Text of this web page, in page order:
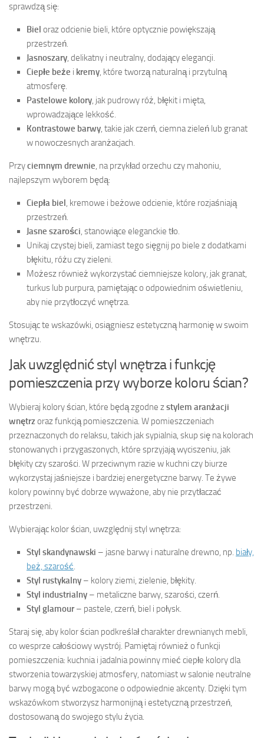
sprawdzą się:
Biel oraz odcienie bieli, które optycznie powiększają
przestrzeń.
Jasnoszary , delikatny i neutralny, dodający elegancji.
Ciepłe beże i kremy , które tworzą naturalną i przytulną
atmosferę.
Pastelowe kolory , jak pudrowy róż, błękit i mięta,
wprowadzające lekkość.
Kontrastowe barwy , takie jak czerń, ciemna zieleń lub granat
w nowoczesnych aranżacjach.
Przyciemnym drewnie , na przykład orzechu czy mahoniu,
najlepszym wyborem będą:
Ciepła biel , kremowe i beżowe odcienie, które rozjaśniają
przestrzeń.
Jasne szarości , stanowiące eleganckie tło.
Unikaj czystej bieli, zamiast tego sięgnij po biele z dodatkami
błękitu, różu czy zieleni.
Możesz również wykorzystać ciemniejsze kolory, jak granat,
turkus lub purpura, pamiętając o odpowiednim oświetleniu,
aby nie przytłoczyć wnętrza.
Stosując te wskazówki, osiągniesz estetyczną harmonię w swoim
wnętrzu.
Jak uwzględnić styl wnętrza i funkcję
pomieszczenia przy wyborze koloru ścian?
Wybieraj kolory ścian, które będą zgodne zstylem aranżacji
wnętrzoraz funkcją pomieszczenia. W pomieszczeniach
przeznaczonych do relaksu, takich jak sypialnia, skup się na kolorach
stonowanych i przygaszonych, które sprzyjają wyciszeniu, jak
błękity czy szarości. W przeciwnym razie w kuchni czy biurze
wykorzystaj jaśniejsze i bardziej energetyczne barwy. Te żywe
kolory powinny być dobrze wyważone, aby nie przytłaczać
przestrzeni.
Wybierając kolor ścian, uwzględnij styl wnętrza:
Styl skandynawski – jasne barwy i naturalne drewno, np. biały,
beż, szarość
Styl rustykalny – kolory ziemi, zielenie, błękity.
Styl industrialny – metaliczne barwy, szarości, czerń.
Styl glamour– pastele, czerń, biel i połysk.
Staraj się, aby kolor ścian podkreślał charakter drewnianych mebli,
co wesprze całościowy wystrój. Pamiętaj również o funkcji
pomieszczenia: kuchnia i jadalnia powinny mieć ciepłe kolory dla
stworzenia towarzyskiej atmosfery, natomiast w salonie neutralne
barwy mogą być wzbogacone o odpowiednie akcenty. Dzięki tym
wskazówkom stworzysz harmonijną i estetyczną przestrzeń,
dostosowaną do swojego stylu życia.